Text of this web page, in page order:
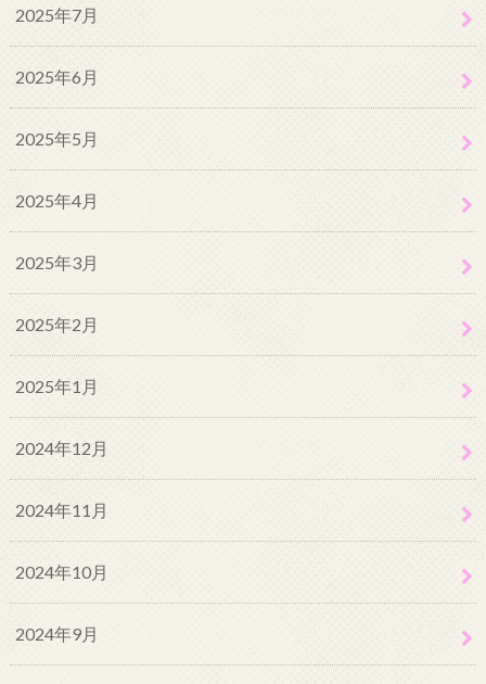
2025年7月
2025年6月
2025年5月
2025年4月
2025年3月
2025年2月
2025年1月
2024年12月
2024年11月
2024年10月
2024年9月